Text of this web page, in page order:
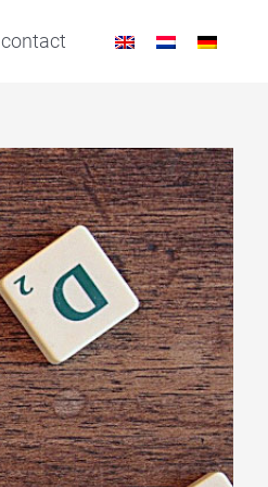
contact